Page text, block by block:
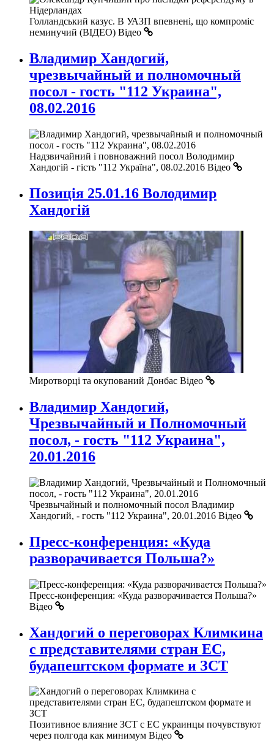
Голландський казус. В УАЗП впевнені, що компроміс
неминучий (ВІДЕО) Відео
Владимир Хандогий,
чрезвычайный и полномочный
посол - гость "112 Украина",
08.02.2016
Надзвичайний і повноважний посол Володимир
Хандогій - гість "112 Україна", 08.02.2016 Відео
Позиція 25.01.16 Володимир
Хандогій
Миротворці та окупований Донбас Відео
Владимир Хандогий,
Чрезвычайный и Полномочный
посол, - гость "112 Украина",
20.01.2016
Чрезвычайный и полномочный посол Владимир
Хандогий, - гость "112 Украина", 20.01.2016 Відео
Пресс-конференция: «Куда
разворачивается Польша?»
Пресс-конференция: «Куда разворачивается Польша?»
Відео
Хандогий о переговорах Климкина
с представителями стран ЕС,
будапештском формате и ЗСТ
Позитивное влияние ЗСТ с ЕС украинцы почувствуют
через полгода как минимум Відео